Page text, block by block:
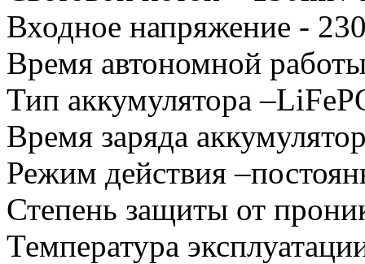
Входное напряжение -
Время автономной
Тип аккумулятора
Время заряда
Режим действия
Степень защиты от
Температура